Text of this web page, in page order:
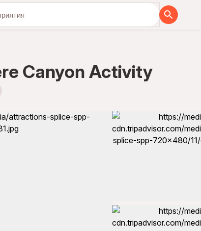
вместе с нами
Canyon Activity